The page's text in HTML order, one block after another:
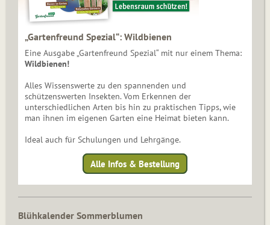
„Gartenfreund Spezial“: Wildbienen
Eine Ausgabe „Gartenfreund Spezial“ mit nur einem Thema:
Wildbienen!
Alles Wissenswerte zu den spannenden und
schützenswerten Insekten. Vom Erkennen der
unterschiedlichen Arten bis hin zu praktischen Tipps, wie
man ihnen im eigenen Garten eine Heimat bieten kann.
Ideal auch für Schulungen und Lehrgänge.
Alle Infos & Bestellung
Blühkalender Sommerblumen